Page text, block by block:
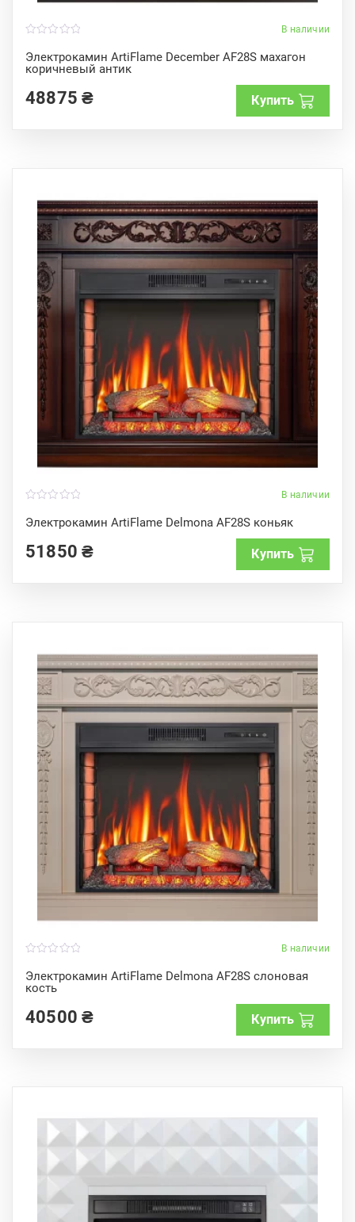
В наличии
Электрокамин ArtiFlame December AF28S махагон
коричневый антик
o
u
t
5
48875₴ Купить
В наличии
Электрокамин ArtiFlame Delmona AF28S коньяк
o
u
o
f51850₴ Купить
В наличии
Электрокамин ArtiFlame Delmona AF28S слоновая
кость
o
u
t
5
40500₴ Купить